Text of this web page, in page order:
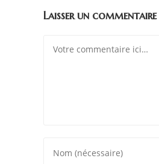
Laisser un commentaire